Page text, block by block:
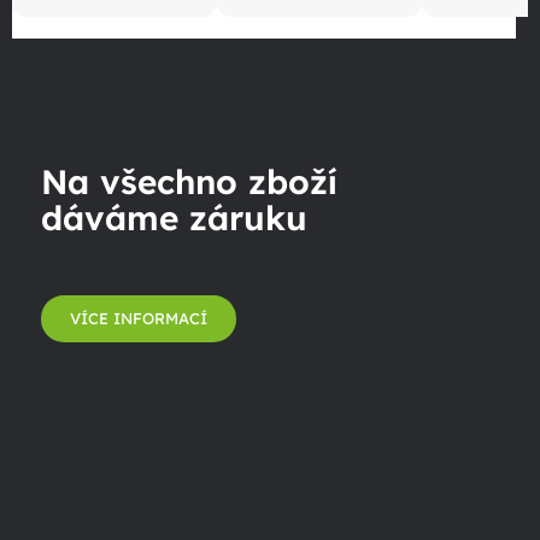
Na všechno zboží
dáváme záruku
VÍCE INFORMACÍ